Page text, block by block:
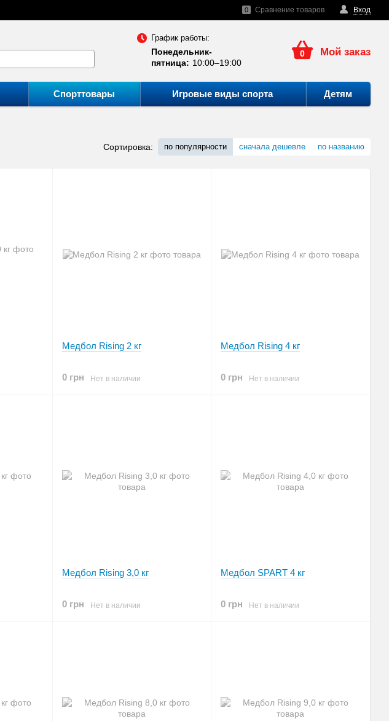
Вход
0 Сравнение товаров
График работы:
Понедельник-
пятница: 10:00–19:00
0 Мой заказ
Спорттовары Игровые виды спорта Детям
Сортировка: по популярности сначала дешевле по названию
Медбол Rising 2 кг
0 грн Нет в наличии
Медбол Rising 4 кг
0 грн Нет в наличии
Медбол Rising 3,0 кг
0 грн Нет в наличии
Медбол SPART 4 кг
0 грн Нет в наличии